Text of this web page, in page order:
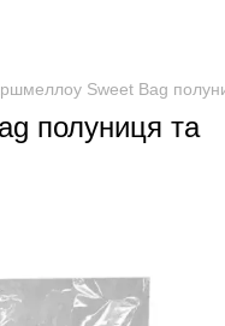
Sweet Bag
полуниця та